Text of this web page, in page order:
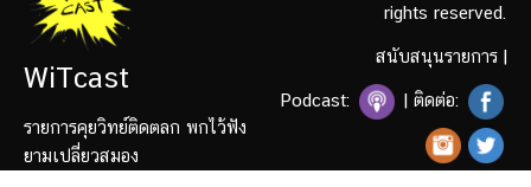
WiTcast
รายการคุยวิทย์ติดตลก พกไว้ฟัง
ยามเปลี่ยวสมอง
rights reserved.
สนับสนุนรายการ |
Podcast: | ติดต่อ: